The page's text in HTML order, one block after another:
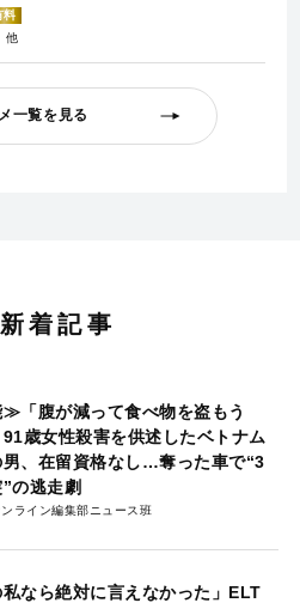
料
一覧を見る
新着記事
「腹が減って食べ物を盗もう
歳女性殺害を供述したベトナム
男、在留資格なし…奪った車で“3
の逃走劇
ライン編集部ニュース班
私なら絶対に言えなかった」ELT